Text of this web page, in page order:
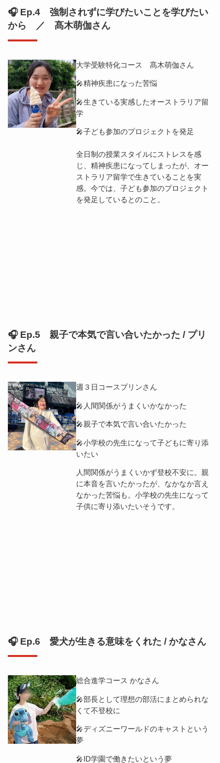
🎧 Ep.4 強制されずに学びたいことを学びたい
から ／ 髙木萌伽さん
大学受験特化コース 髙木萌伽さん
🎤精神疾患になった苦悩
🎤生きている実感したオーストラリア留
学
🎤子ども参加のプロジェクトを発足
全日制の授業スタイルにストレスを感
じ、精神疾患になってしまったが、オー
ストラリア留学で生きていることを実
感。今では、子ども参加のプロジェクト
を発足しているとのこと。
🎧 Ep.5 親子で本気で言い合いたかった / プリ
ンさん
週３日コースプリンさん
🎤人間関係がうまくいかなかった
🎤親子で本気で言い合いたかった
🎤小学校の先生になって子どもに寄り添
いたい
人間関係がうまくいかず登校不安に。親
に本音を言いたかったが、なかなか言え
なかった苦悩も。小学校の先生になって
子供に寄り添いたいそうです。
🎧 Ep.6 愛犬が生きる意味をくれた / かなさん
総合進学コース かなさん
🎤部長として理想の部活にまとめられな
くて不登校に
🎤ディズニーワールドのキャストという
夢
🎤ID学園で働きたいという夢